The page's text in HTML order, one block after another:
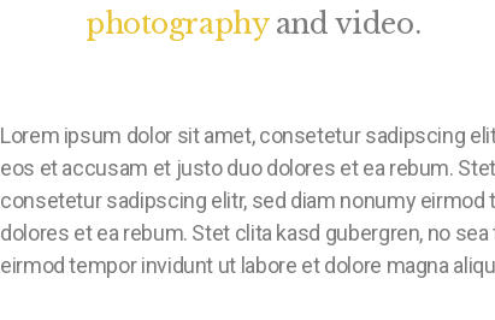
photographyand video.
Lorem ipsum dolor sit amet, consetetur sadipscing
eos et accusam et justo duo dolores et ea rebum.
consetetur sadipscing elitr, sed diam nonumy
dolores et ea rebum. Stet clita kasd gubergren, no
eirmod tempor invidunt ut labore et dolore magna